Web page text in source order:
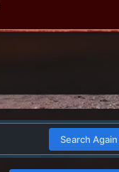
Search Again